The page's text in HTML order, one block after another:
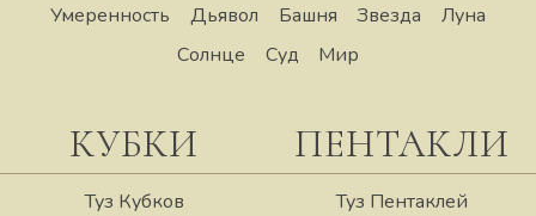
Умеренность
Дьявол Башня Звезда
Луна
Солнце
Суд Мир
КУБКИ
Туз Кубков
ПЕНТАКЛИ
Туз Пентаклей